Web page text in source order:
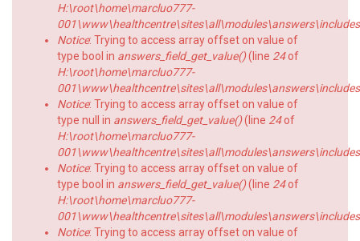
H:\root\home\marcluo777-
Notice: Trying to access array offset on value of
type bool in answers_field_get_value()(line 24of
H:\root\home\marcluo777-
Notice: Trying to access array offset on value of
type null in answers_field_get_value()(line 24of
H:\root\home\marcluo777-
Notice: Trying to access array offset on value of
type bool in answers_field_get_value()(line 24of
H:\root\home\marcluo777-
Notice: Trying to access array offset on value of